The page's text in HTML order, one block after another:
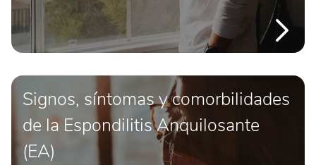
Signos, síntomas y comorbilidades
de la Espondilitis Anquilosante
(EA)